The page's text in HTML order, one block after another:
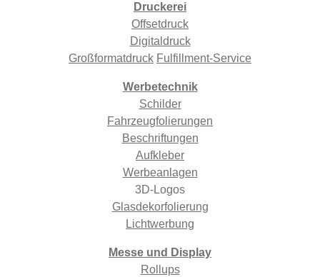
Druckerei
Offsetdruck
Digitaldruck
Großformatdruck Fulfillment-Service
Werbetechnik
Schilder
Fahrzeugfolierungen
Beschriftungen
Aufkleber
Werbeanlagen
3D-Logos
Glasdekorfolierung
Lichtwerbung
Messe und Display
Rollups